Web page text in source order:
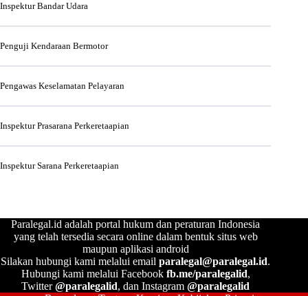
Inspektur Bandar Udara
Penguji Kendaraan Bermotor
Pengawas Keselamatan Pelayaran
Inspektur Prasarana Perkeretaapian
Inspektur Sarana Perkeretaapian
Paralegal.id adalah portal hukum dan peraturan Indonesia
yang telah tersedia secara online dalam bentuk situs web
maupun aplikasi android
Silakan hubungi kami melalui emailparalegal@paralegal.id.
Hubungi kami melalui Facebook fb.me/paralegalid,
Twitter@paralegalid, dan Instagram@paralegalid